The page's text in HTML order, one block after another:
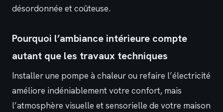
désordonnée et coûteuse.
Pourquoi l’ambiance intérieure compte
autant que les travaux techniques
Installer une pompe à chaleur ou refaire l’électricité
améliore indéniablement votre confort, mais
l’atmosphère visuelle et sensorielle de votre maison